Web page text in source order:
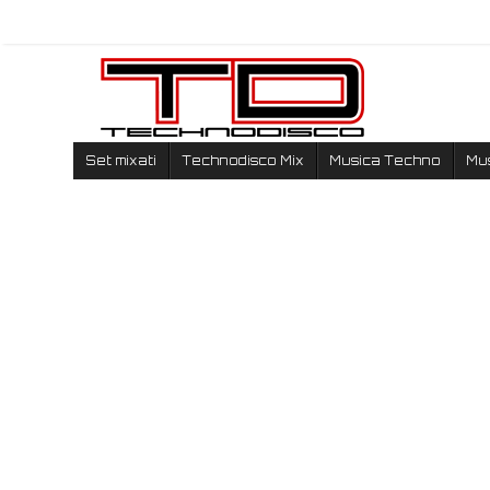
Set mixati Technodisco Mix Musica Techno